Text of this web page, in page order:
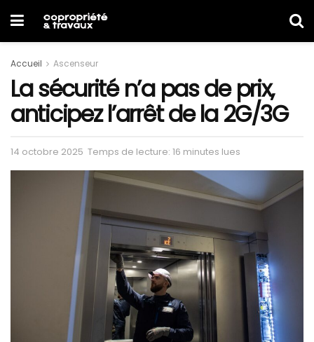
Accueil Ascenseur
La sécurité n’a pas de prix,
anticipez l’arrêt de la 2G/3G
14 octobre 2025 Temps de lecture: 16 minutes lues